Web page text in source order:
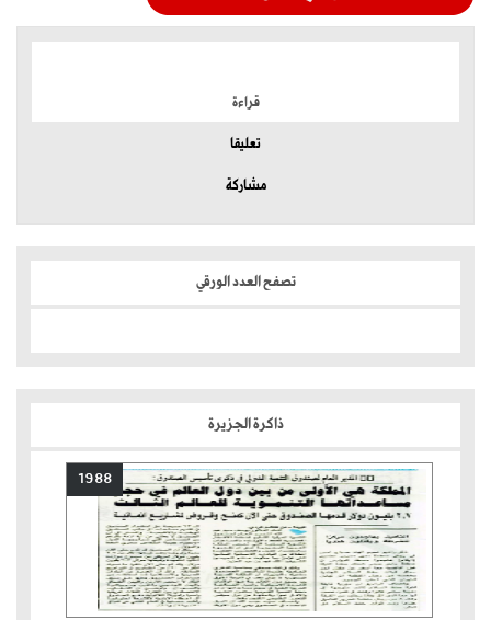
قراءة
تعليقا
مشاركة
تصفح العدد الورقي
ذاكرة الجزيرة
1988